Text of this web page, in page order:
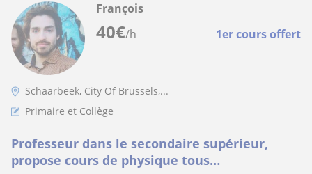
40€/h 1er cours offert
François
Schaarbeek, City Of Brussels,...
Primaire et Collège
Professeur dans le secondaire supérieur,
propose cours de physique tous